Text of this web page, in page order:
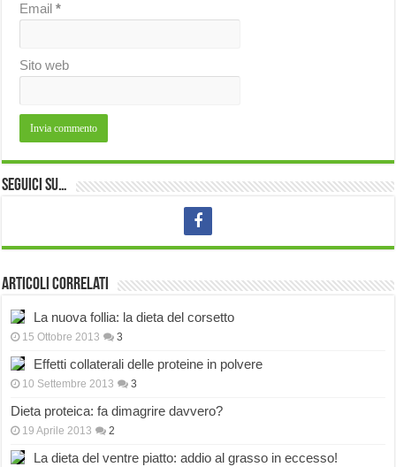
Email*
Sito web
Seguici su…
Articoli correlati
La nuova follia: la dieta del corsetto
15 Ottobre 2013 3
Effetti collaterali delle proteine in polvere
10 Settembre 2013 3
Dieta proteica: fa dimagrire davvero?
19 Aprile 2013 2
La dieta del ventre piatto: addio al grasso in eccesso!